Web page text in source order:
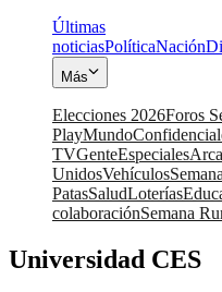
Últimas
noticiasPolíticaNación
Más
Elecciones 2026Foros
PlayMundo
TVGenteEspeciales
UnidosVehículos
PatasSaludLoterías
colaboraciónSemana
Universidad CES